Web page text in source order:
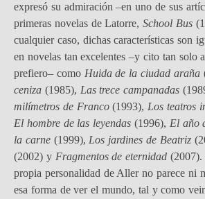
expresó su admiración –en uno de sus
primeras novelas de Latorre,School Bus
cualquier caso, dichas características son
en novelas tan excelentes –y cito tan solo
prefiero– como Huida de la ciudad araña
ceniza (1985), Las trece campanadas
milímetros de Franco(1993), Los teatros
El hombre de las leyendas (1996), El año
la carne(1999), Los jardines de Beatriz
(2002) y Fragmentos de eternidad (2007).
propia personalidad de Aller no parece ni
esa forma de ver el mundo, tal y como